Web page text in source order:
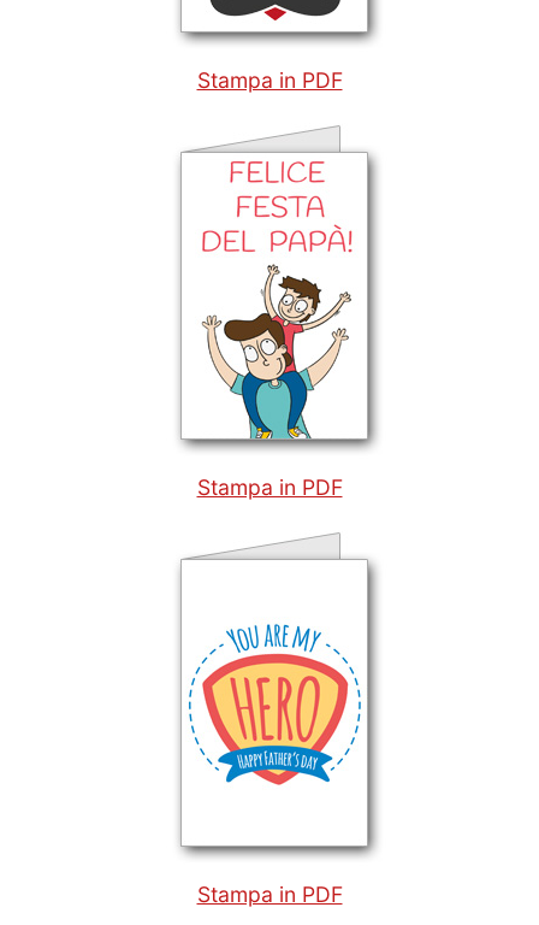
Stampa in PDF
Stampa in PDF
Stampa in PDF